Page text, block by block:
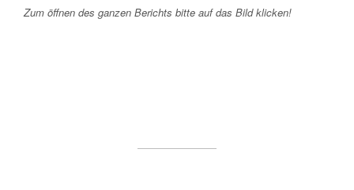
Zum öffnen des ganzen Berichts bitte auf das Bild klicken!